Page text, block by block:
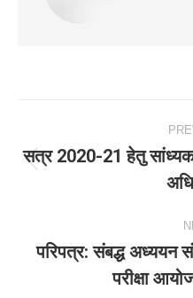
navigation
सत्र 2020-21 हेतु
परिपत्र: संबद्ध
परीक्षा